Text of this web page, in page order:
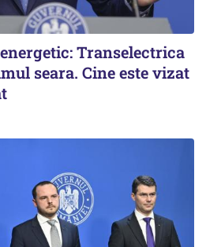
Transelectrica
seara. Cine este vizat